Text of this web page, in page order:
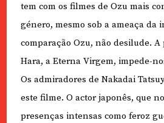
tem com os filmes de Ozu mais
género, mesmo sob a ameaça da
comparação Ozu, não desilude. A
Hara, a Eterna Virgem, impede-
Os admiradores de Nakadai
este filme. O actor japonês, que
presenças intensas como feroz